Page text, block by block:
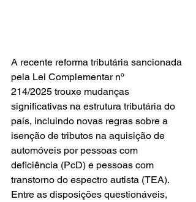
A recente reforma tributária sancionada
pela Lei Complementar nº
214/2025 trouxe mudanças
significativas na estrutura tributária do
país, incluindo novas regras sobre a
isenção de tributos na aquisição de
automóveis por pessoas com
deficiência (PcD) e pessoas com
transtorno do espectro autista (TEA).
Entre as disposições questionáveis,